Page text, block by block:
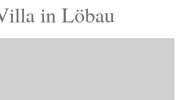
in Löbau